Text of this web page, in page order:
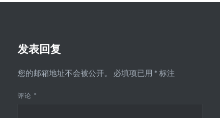
发表回复
您的邮箱地址不会被公开。 必填项已用 * 标注
评论 *